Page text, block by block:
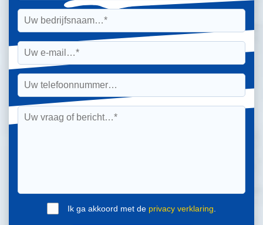
Ik ga akkoord met de privacy verklaring